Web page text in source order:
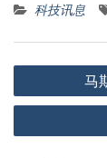
科技讯息
文
章
马